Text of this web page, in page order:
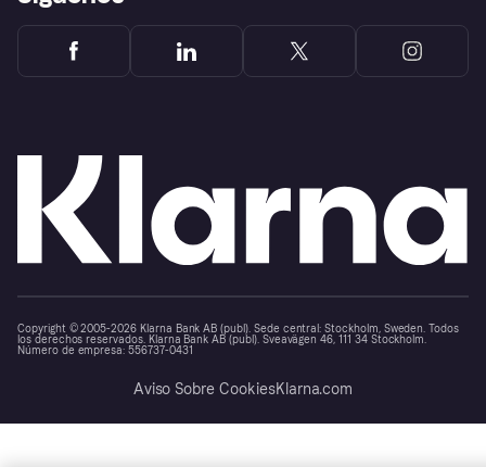
Copyright © 2005-2026 Klarna Bank AB (publ). Sede central: Stockholm, Sweden. Todos
los derechos reservados. Klarna Bank AB (publ). Sveavägen 46, 111 34 Stockholm.
Número de empresa: 556737-0431
Aviso Sobre CookiesKlarna.com